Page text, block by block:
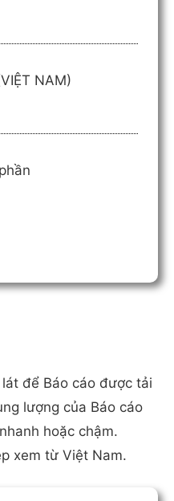
NAM)
để Báo cáo được tải
lượng của Báo cáo
hoặc chậm.
xem từ Việt Nam.